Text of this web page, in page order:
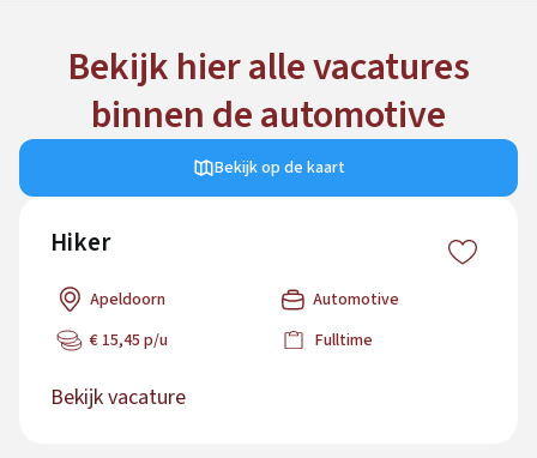
Bekijk hier alle vacatures
binnen de automotive
Bekijk op de kaart
Hiker
Apeldoorn
Automotive
€ 15,45 p/u
Fulltime
Bekijk vacature